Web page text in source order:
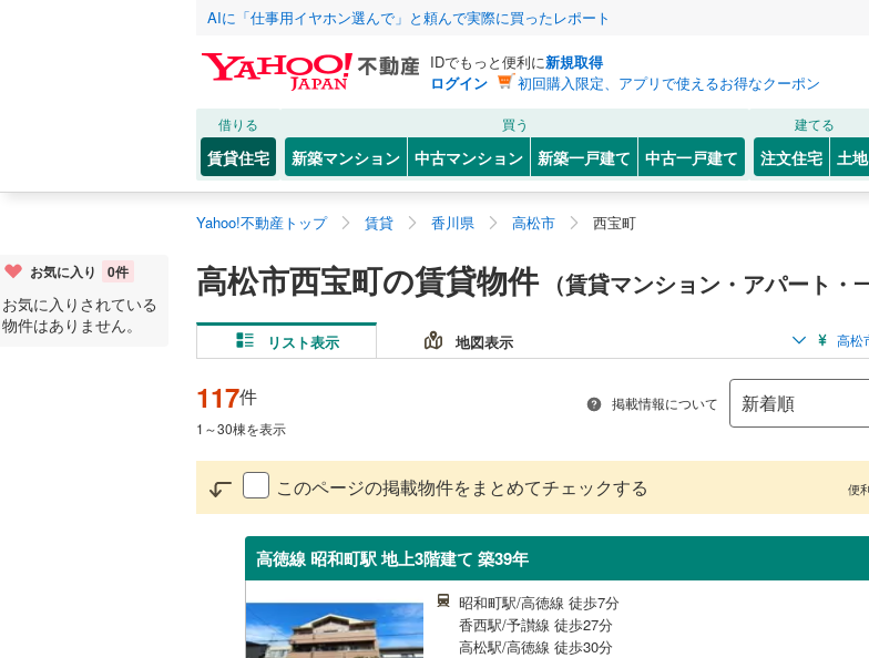
AIに「仕事用イヤホン選んで」と頼んで実際に買ったレポート
IDでもっと便利に新規取得
ログイン
初回購入限定、アプリで使えるお得なクーポン
借りる
賃貸住宅
買う
新築マンション 中古マンション 新築一戸建て 中古一戸建て
建てる
注文住宅 土地
Yahoo!不動産トップ 賃貸 香川県 高松市 西宝町
高松市西宝町の賃貸物件 （賃貸マンション・アパート・
リスト表示 地図表示 高松
117件
1 ～30棟を表示
掲載情報について
このページの掲載物件をまとめてチェックする 便
高徳線 昭和町駅 地上3階建て 築39年
昭和町駅/高徳線 徒歩7分
香西駅/予讃線 徒歩27分
高松駅/高徳線 徒歩30分
お気に入り 0件
お気に入りされている
物件はありません。